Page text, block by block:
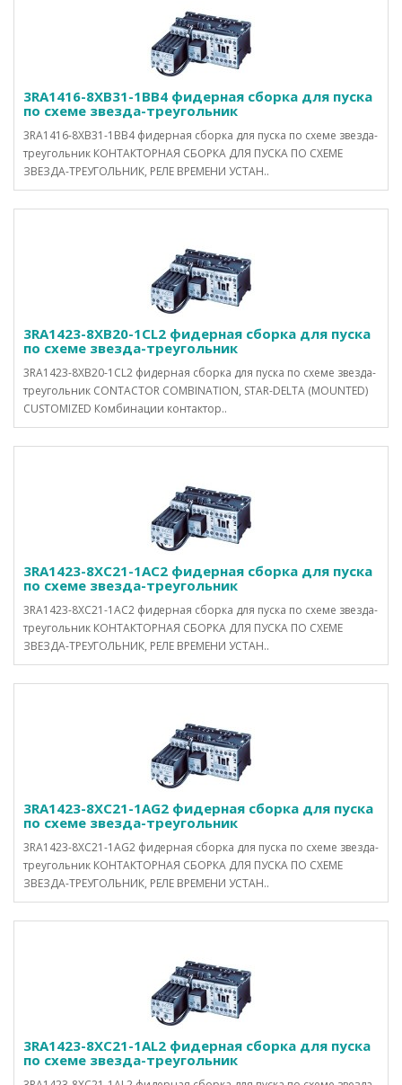
3RA1416-8XB31-1BB4 фидерная сборка для пуска
по схеме звезда-треугольник
3RA1416-8XB31-1BB4 фидерная сборка для пуска по схеме звезда-
треугольник КОНТАКТОРНАЯ СБОРКА ДЛЯ ПУСКА ПО СХЕМЕ
ЗВЕЗДА-ТРЕУГОЛЬНИК, РЕЛЕ ВРЕМЕНИ УСТАН..
3RA1423-8XB20-1CL2 фидерная сборка для пуска
по схеме звезда-треугольник
3RA1423-8XB20-1CL2 фидерная сборка для пуска по схеме звезда-
треугольник CONTACTOR COMBINATION, STAR-DELTA (MOUNTED)
CUSTOMIZED Комбинации контактор..
3RA1423-8XC21-1AC2 фидерная сборка для пуска
по схеме звезда-треугольник
3RA1423-8XC21-1AC2 фидерная сборка для пуска по схеме звезда-
треугольник КОНТАКТОРНАЯ СБОРКА ДЛЯ ПУСКА ПО СХЕМЕ
ЗВЕЗДА-ТРЕУГОЛЬНИК, РЕЛЕ ВРЕМЕНИ УСТАН..
3RA1423-8XC21-1AG2 фидерная сборка для пуска
по схеме звезда-треугольник
3RA1423-8XC21-1AG2 фидерная сборка для пуска по схеме звезда-
треугольник КОНТАКТОРНАЯ СБОРКА ДЛЯ ПУСКА ПО СХЕМЕ
ЗВЕЗДА-ТРЕУГОЛЬНИК, РЕЛЕ ВРЕМЕНИ УСТАН..
3RA1423-8XC21-1AL2 фидерная сборка для пуска
по схеме звезда-треугольник